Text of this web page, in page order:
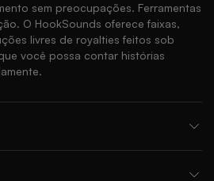
sem preocupações. Ferramentas
O HookSounds oferece faixas,
livres de royalties feitos sob
você possa contar histórias